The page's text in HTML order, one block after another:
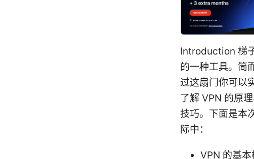
Introduction 梯
的一种工具。简
过这扇门你可以
了解 VPN 的原
技巧。下面是本
际中：
VPN 的基本